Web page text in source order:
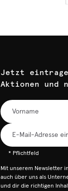
Jetzt
Aktionen und
* Pflichtfeld
Mit unserem Newsletter
auch über uns als
und dir die richtigen